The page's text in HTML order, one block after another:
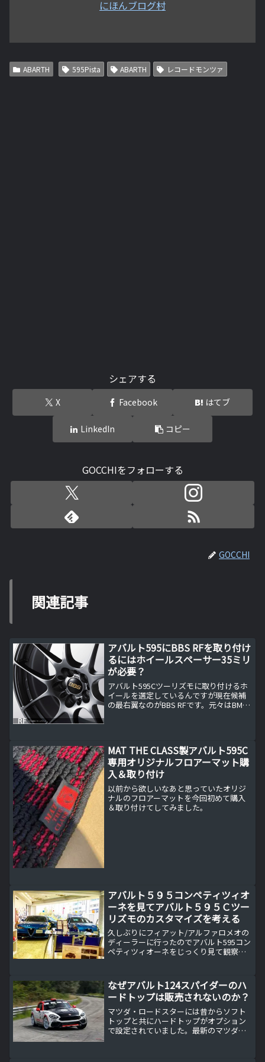
にほんブログ村
ABARTH 595Pista ABARTH レコードモンツァ
シェアする
X Facebook はてブ
LinkedIn コピー
GOCCHIをフォローする
GOCCHI
関連記事
アバルト595にBBS RFを取り付け
るにはホイールスペーサー35ミリ
が必要？
アバルト595Cツーリズモに取り付けるホ
イールを選定しているんですが現在候補
の最右翼なのがBBS RFです。元々はBMW
MAT THE CLASS製アバルト595C
専用オリジナルフロアーマット購
入＆取り付け
以前から欲しいなあと思っていたオリジ
ナルのフロアーマットを今回初めて購入
＆取り付けてしてみました。
アバルト５９５コンペティツィオ
ーネを見てアバルト５９５Ｃツー
リズモのカスタマイズを考える
久しぶりにフィアット/アルファロメオの
ディーラーに行ったのでアバルト595コン
ペティツィオーネをじっくり見て観察し
バルト595Cツーリズモを発注したのは、
単純にオ...
なぜアバルト124スパイダーのハ
ードトップは販売されないのか？
マツダ・ロードスターには昔からソフト
トップと共にハードトップがオプション
で設定されていました。最新のマツダ・